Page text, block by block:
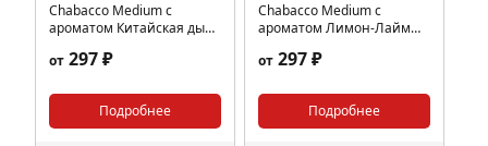
Chabacco Medium с
ароматом Китайская дыня
от 297 ₽
Подробнее
Chabacco Medium с
ароматом Лимон-Лайм
от 297 ₽
Подробнее